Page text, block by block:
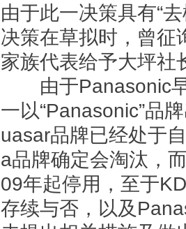
由于此一决策具有“
决策在草拟时，曾征
家族代表给予大坪社
由于Panasonic早
一以“Panasonic”品
uasar品牌已经处于
a品牌确定会淘汰，
09年起停用，至于
存续与否，以及